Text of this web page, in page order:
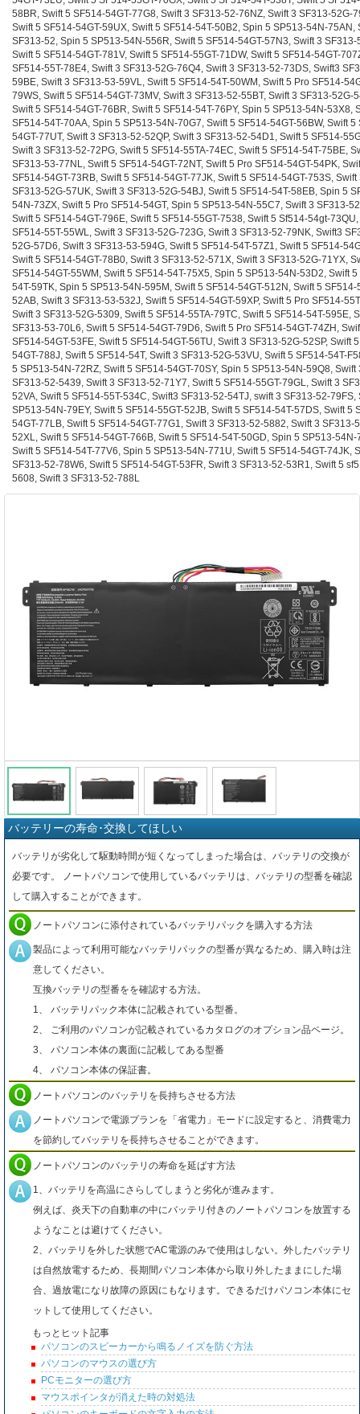
58BR, Swift 5 SF514-54GT-77G8, Swift 3 SF313-52-76NZ, Swift 3 SF313-52G-
Swift 5 SF514-54GT-59UX, Swift 5 SF514-54T-50B2, Spin 5 SP513-54N-75AN,
SF313-52, Spin 5 SP513-54N-556R, Swift 5 SF514-54GT-57N3, Swift 3
Swift 5 SF514-54GT-781V, Swift 5 SF514-55GT-71DW, Swift 5 SF514-54GT-
SF514-55T-78E4, Swift 3 SF313-52G-76Q4, Swift 3 SF313-52-73DS, Swift3
59BE, Swift 3 SF313-53-59VL, Swift 5 SF514-54T-50WM, Swift 5 Pro SF514-
79WS, Swift 5 SF514-54GT-73MV, Swift 3 SF313-52-55BT, Swift 3 SF313-52G-
Swift 5 SF514-54GT-76BR, Swift 5 SF514-54T-76PY, Spin 5 SP513-54N-53X8,
SF514-54T-70AA, Spin 5 SP513-54N-70G7, Swift 5 SF514-54GT-56BW, Swift 5
54GT-77UT, Swift 3 SF313-52-52QP, Swift 3 SF313-52-54D1, Swift 5 SF514-
Swift 3 SF313-52-72PG, Swift 5 SF514-55TA-74EC, Swift 5 SF514-54T-75BE,
SF313-53-77NL, Swift 5 SF514-54GT-72NT, Swift 5 Pro SF514-54GT-54PK,
SF514-54GT-73RB, Swift 5 SF514-54GT-77JK, Swift 5 SF514-54GT-753S, Swift
SF313-52G-57UK, Swift 3 SF313-52G-54BJ, Swift 5 SF514-54T-58EB, Spin 5
54N-73ZX, Swift 5 Pro SF514-54GT, Spin 5 SP513-54N-55C7, Swift 3 SF313-
Swift 5 SF514-54GT-796E, Swift 5 SF514-55GT-7538, Swift 5 Sf514-54gt-
SF514-55T-55WL, Swift 3 SF313-52G-723G, Swift 3 SF313-52-79NK, Swift3
52G-57D6, Swift 3 SF313-53-594G, Swift 5 SF514-54T-57Z1, Swift 5 SF514-
Swift 5 SF514-54GT-78B0, Swift 3 SF313-52-571X, Swift 3 SF313-52G-71YX,
SF514-54GT-55WM, Swift 5 SF514-54T-75X5, Spin 5 SP513-54N-53D2, Swift 5
54T-59TK, Spin 5 SP513-54N-595M, Swift 5 SF514-54GT-512N, Swift 5 SF514-
52AB, Swift 3 SF313-53-532J, Swift 5 SF514-54GT-59XP, Swift 5 Pro SF514-
Swift 3 SF313-52G-5309, Swift 5 SF514-55TA-79TC, Swift 5 SF514-54T-595E,
SF313-53-70L6, Swift 5 SF514-54GT-79D6, Swift 5 Pro SF514-54GT-74ZH,
SF514-54GT-53FE, Swift 5 SF514-54GT-56TU, Swift 3 SF313-52G-52SP, Swift
54GT-788J, Swift 5 SF514-54T, Swift 3 SF313-52G-53VU, Swift 5 SF514-54T-
5 SP513-54N-72RZ, Swift 5 SF514-54GT-70SY, Spin 5 SP513-54N-59Q8, Swift
SF313-52-5439, Swift 3 SF313-52-71Y7, Swift 5 SF514-55GT-79GL, Swift 3
52VA, Swift 5 SF514-55T-534C, Swift3 SF313-52-54TJ, swift 3 SF313-52-79FS,
SP513-54N-79EY, Swift 5 SF514-55GT-52JB, Swift 5 SF514-54T-57DS, Swift 5
54GT-77LB, Swift 5 SF514-54GT-77G1, Swift 3 SF313-52-5882, Swift 3 SF313-
52XL, Swift 5 SF514-54GT-766B, Swift 5 SF514-54T-50GD, Spin 5 SP513-54N-
Swift 5 SF514-54T-77V6, Spin 5 SP513-54N-771U, Swift 5 SF514-54GT-74JK,
SF313-52-78W6, Swift 5 SF514-54GT-53FR, Swift 3 SF313-52-53R1, Swift 5
5608, Swift 3 SF313-52-788L
バッテリーの寿命･交換してほしい
バッテリが劣化して駆動時間が短くなってしまった場合は、バッテリの交換が
必要です。 ノートパソコンで使用しているバッテリは、バッテリの型番を確認
して購入することができます。
ノートパソコンに添付されているバッテリパックを購入する方法
製品によって利用可能なバッテリパックの型番が異なるため、購入時は注
意してください。
互換バッテリの型番をを確認する方法。
1、 バッテリパック本体に記載されている型番。
2、 ご利用のパソコンが記載されているカタログのオプション品ページ。
3、 パソコン本体の裏面に記載してある型番
4、 パソコン本体の保証書。
ノートパソコンのバッテリを長持ちさせる方法
ノートパソコンで電源プランを「省電力」モードに設定すると、消費電力
を節約してバッテリを長持ちさせることができます。
ノートパソコンのバッテリの寿命を延ばす方法
1、バッテリを高温にさらしてしまうと劣化が進みます。
例えば、炎天下の自動車の中にバッテリ付きのノートパソコンを放置する
ようなことは避けてください。
2、バッテリを外した状態でAC電源のみで使用はしない。外したバッテリ
は自然放電するため、長期間パソコン本体から取り外したままにした場
合、過放電になり故障の原因にもなります。できるだけパソコン本体にセ
ットして使用してください。
もっとヒット記事
パソコンのスピーカーから鳴るノイズを防ぐ方法
パソコンのマウスの選び方
PCモニターの選び方
マウスポインタが消えた時の対処法